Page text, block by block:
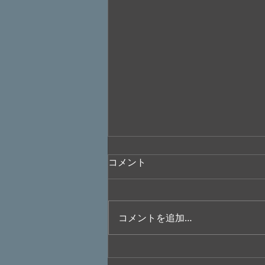
コメント
コメントを追加…